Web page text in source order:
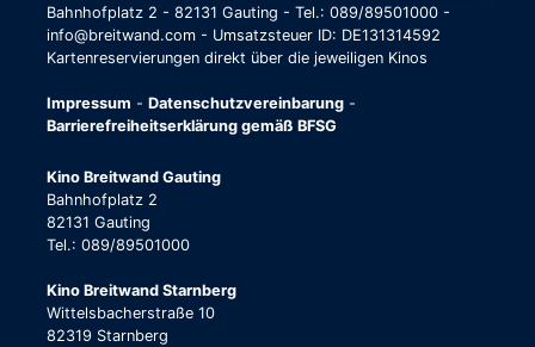
Bahnhofplatz 2 - 82131 Gauting - Tel.: 089/89501000 -
info@breitwand.com - Umsatzsteuer ID: DE131314592
Kartenreservierungen direkt über die jeweiligen Kinos
Impressum - Datenschutzvereinbarung -
Barrierefreiheitserklärung gemäß BFSG
Kino Breitwand Gauting
Bahnhofplatz 2
82131 Gauting
Tel.: 089/89501000
Kino Breitwand Starnberg
Wittelsbacherstraße 10
82319 Starnberg